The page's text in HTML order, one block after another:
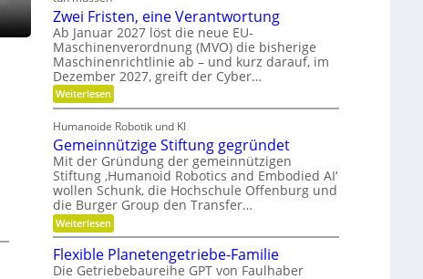
o
f
f
b
r
a
n
c
h
e
Ö
l
a
u
s
g
l
e
i
c
h
i
e
b
e
l
o
s
e
r
e
R
o
u
t
e
r
g
e
n
e
r
a
t
i
o
n
t
u
r
-
S
e
n
s
o
e
n
f
ü
r
R
o
b
o
t
Zwei Fristen, eine Verantwortung
Ab Januar 2027 löst die neue EU-
Maschinenverordnung (MVO) die bisherige
Maschinenrichtlinie ab – und kurz darauf, im
Dezember 2027, greift der Cyber…
Weiterlesen:
Z
e
i
F
r
i
s
t
e
n
,
e
i
Humanoide Robotik und KI
Gemeinnützige Stiftung gegründet
Mit der Gründung der gemeinnützigen
Stiftung ‚Humanoid Robotics and Embodied AI‘
wollen Schunk, die Hochschule Offenburg und
die Burger Group den Transfer…
Weiterlesen:
G
e
m
e
Flexible Planetengetriebe-Familie
Die Getriebebaureihe GPT von Faulhaber